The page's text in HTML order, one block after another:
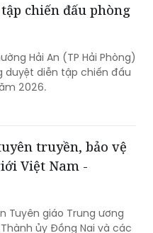
đầu tư tại Hải Phòng.
chiến đấu phòng
Hải An (TP Hải Phòng)
duyệt diễn tập chiến đấu
2026.
truyền, bảo vệ
Việt Nam -
Tuyên giáo Trung ương
ủy Đồng Nai và các